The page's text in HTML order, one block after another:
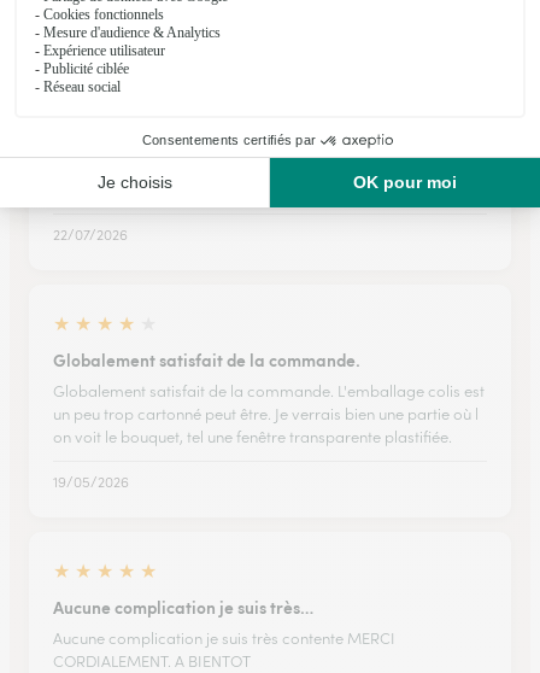
12/05/2026
Un vrai bonheur
Un vrai bonheur
22/07/2026
★ ★ ★ ★
Globalement satisfait de la commande.
Globalement satisfait de la commande. L'emballage colis est
un peu trop cartonné peut être. Je verrais bien une partie où l
on voit le bouquet, tel une fenêtre transparente plastifiée.
19/05/2026
★ ★ ★ ★ ★
Aucune complication je suis très…
Aucune complication je suis très contente MERCI
CORDIALEMENT. A BIENTOT